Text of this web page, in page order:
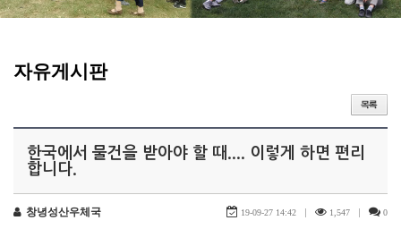
자유게시판
한국에서 물건을 받아야 할 때.... 이렇게 하면 편리
합니다.
창녕성산우체국 19-09-27 14:42 1,547 0